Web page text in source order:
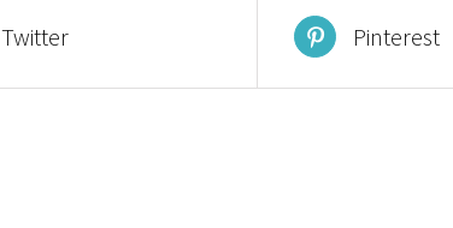
Twitter Pinterest